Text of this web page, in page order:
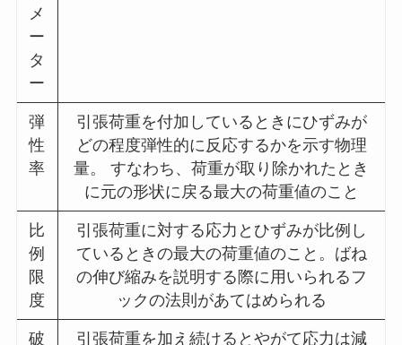
メ
ー
タ
ー
弾
性
率
引張荷重を付加しているときにひずみが
どの程度弾性的に反応するかを示す物理
量。 すなわち、荷重が取り除かれたとき
に元の形状に戻る最大の荷重値のこと
比
例
限
度
引張荷重に対する応力とひずみが比例し
ているときの最大の荷重値のこと。ばね
の伸び縮みを説明する際に用いられるフ
ックの法則があてはめられる
破
引張荷重を加え続けるとやがて応力は減